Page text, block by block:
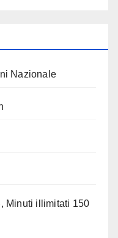
Nazionale
Minuti illimitati 150